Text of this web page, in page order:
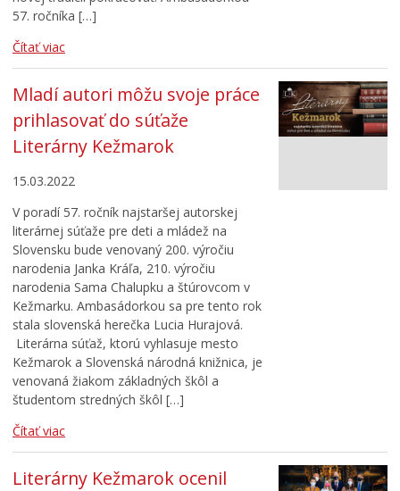
57. ročníka […]
Čítať viac
Mladí autori môžu svoje práce
prihlasovať do súťaže
Literárny Kežmarok
15.03.2022
V poradí 57. ročník najstaršej autorskej
literárnej súťaže pre deti a mládež na
Slovensku bude venovaný 200. výročiu
narodenia Janka Kráľa, 210. výročiu
narodenia Sama Chalupku a štúrovcom v
Kežmarku. Ambasádorkou sa pre tento rok
stala slovenská herečka Lucia Hurajová.
Literárna súťaž, ktorú vyhlasuje mesto
Kežmarok a Slovenská národná knižnica, je
venovaná žiakom základných škôl a
študentom stredných škôl […]
Čítať viac
Literárny Kežmarok ocenil